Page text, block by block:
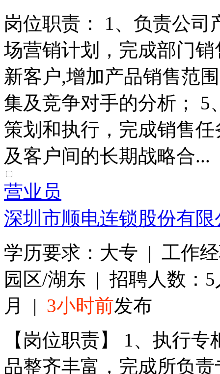
岗位职责： 1、负责公
场营销计划，完成部门
新客户,增加产品销售范
集及竞争对手的分析；
策划和执行，完成销售
及客户间的长期战略合...
营业员
深圳市顺电连锁股份有限
学历要求：大专 | 工作
园区/湖东 | 招聘人数：
月 | 3小时前发布
【岗位职责】 1、执行
品整齐丰富，完成所负